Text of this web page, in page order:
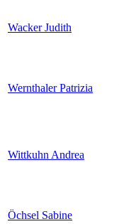
Wacker Judith
Wernthaler Patrizia
Wittkuhn Andrea
Öchsel Sabine